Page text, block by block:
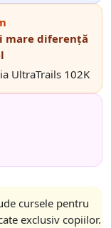
mare diferență
UltraTrails 102K
cursele pentru
exclusiv copiilor.